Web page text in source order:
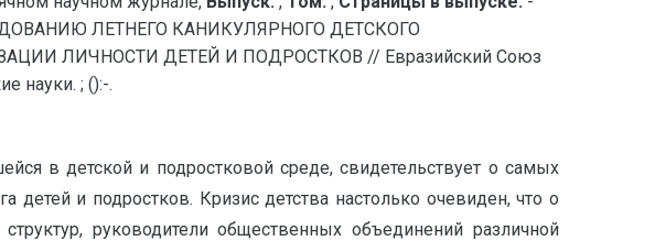
ЛЕТНЕГО КАНИКУЛЯРНОГО ДЕТСКОГО
ЛИЧНОСТИ ДЕТЕЙ И ПОДРОСТКОВ // Евразийский Союз
науки. ; ():-.
в детской и подростковой среде, свидетельствует о самых
детей и подростков. Кризис детства настолько очевиден, что о
руководители общественных объединений различной